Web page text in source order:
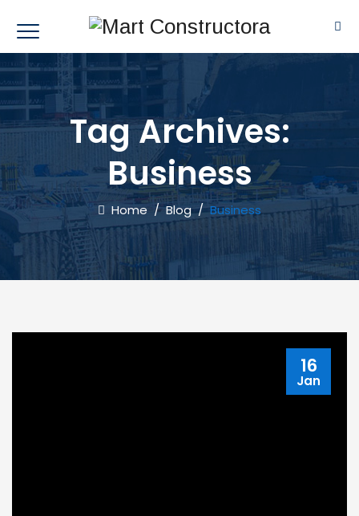
Tag Archives:
Business
Home /Blog/Business
16
Jan